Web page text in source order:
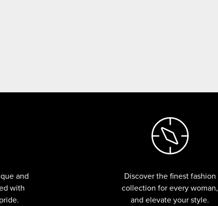
and
with
Discover the finest fashion
collection for every woman,
and elevate your style.